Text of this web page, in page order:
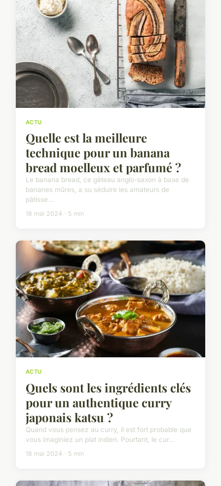
ACTU
Quelle est la meilleure
technique pour un banana
bread moelleux et parfumé ?
Le banana bread, ce gâteau anglo-saxon à base de
bananes mûres, a su séduire les amateurs de
pâtisse...
18 mai 2024 · 5 min
ACTU
Quels sont les ingrédients clés
pour un authentique curry
japonais katsu ?
Quand vous pensez au curry, il est fort probable que
vous imaginiez un plat indien. Pourtant, le cur...
18 mai 2024 · 5 min